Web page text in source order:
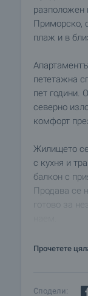
разположен
Приморско,
плаж и в
пететажна
пет години.
северно
комфорт
Жилището
с кухня и
балкон с
Продава се
готово за
Локацията
курорта.
Прочетете
Сподели: